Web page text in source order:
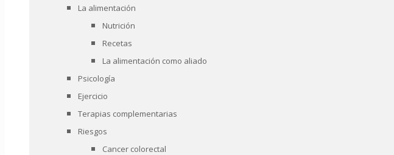
La alimentación
Nutrición
Recetas
La alimentación como aliado
Psicología
Ejercicio
Terapias complementarias
Riesgos
Cancer colorectal